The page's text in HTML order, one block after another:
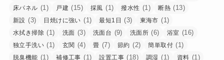
床パネル (1) 戸建 (15) 採風 (1) 撥水性 (1) 断熱 (13)
新設 (3) 日焼けに強い (1) 最短1日 (3) 東海市 (1)
水拭き掃除 (1) 洗面 (3) 洗面台 (9) 洗面所 (6) 浴室 (16)
独立手洗い (1) 玄関 (4) 畳 (7) 節約 (2) 簡単取付 (1)
脱臭機能 (1) 補修工事 (1) 設置工事 (18) 調湿 (1) 資料 (1)